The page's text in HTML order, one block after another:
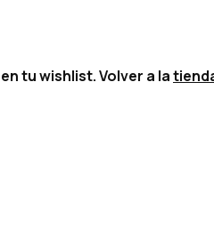
tu wishlist. Volver a la